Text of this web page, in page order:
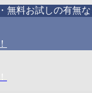
料お試しの有無